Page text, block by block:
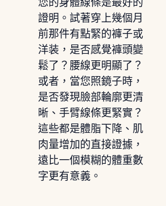
證明。試著穿上幾個月
前那件有點緊的褲子或
洋装，是否感覺褲頭變
鬆了？腰線更明顯了？
或者，當您照鏡子時，
是否發現臉部輪廓更清
晰、手臂線條更緊實？
這些都是體脂下降、肌
肉量增加的直接證據，
遠比一個模糊的體重數
字更有意義。